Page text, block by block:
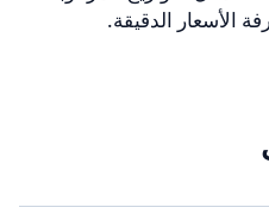
الأسعار الدقيقة.